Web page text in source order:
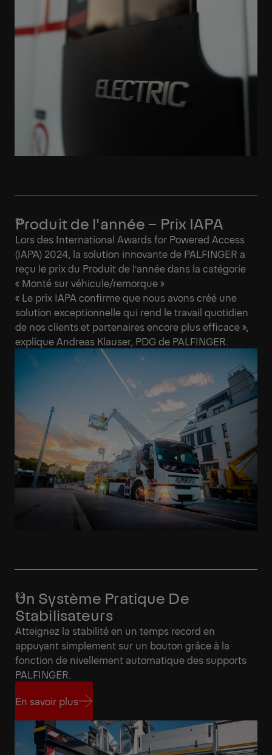
Produit de l'année – Prix IAPA
Lors des International Awards for Powered Access
(IAPA) 2024, la solution innovante de PALFINGER a
reçu le prix du Produit de l’année dans la catégorie
« Monté sur véhicule/remorque »
« Le prix IAPA confirme que nous avons créé une
solution exceptionnelle qui rend le travail quotidien
de nos clients et partenaires encore plus efficace »,
explique Andreas Klauser, PDG de PALFINGER.
Un Système Pratique De
Stabilisateurs
Atteignez la stabilité en un temps record en
appuyant simplement sur un bouton grâce à la
fonction de nivellement automatique des supports
PALFINGER.
En savoir plus
En savoir plus